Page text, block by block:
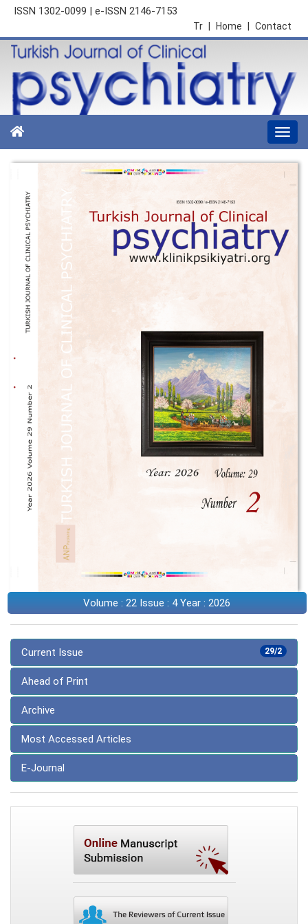
ISSN 1302-0099 | e-ISSN 2146-7153
Contact
Home
Tr
Volume : 22 Issue : 4 Year : 2026
29/2
Current Issue
Ahead of Print
Archive
Most Accessed Articles
E-Journal